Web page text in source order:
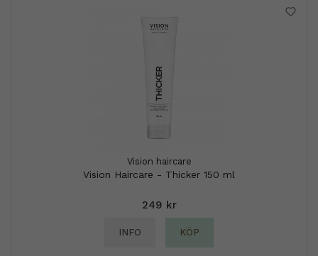
Vision haircare
Vision Haircare - Thicker 150 ml
249 kr
INFO KÖP